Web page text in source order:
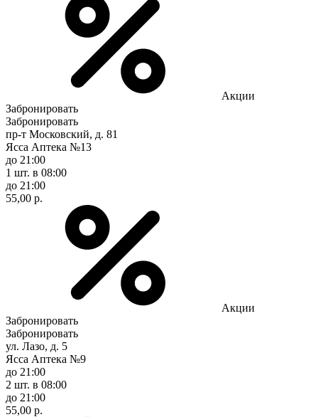
Акции
Забронировать
Забронировать
пр-т Московский, д. 81
Ясса Аптека №13
до 21:00
1 шт. в 08:00
до 21:00
55,00 р.
Акции
Забронировать
Забронировать
ул. Лазо, д. 5
Ясса Аптека №9
до 21:00
2 шт. в 08:00
до 21:00
55,00 р.